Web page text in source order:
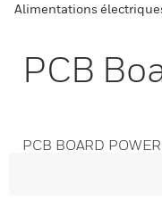
Alimentations
PCB
PCB BOARD POWER